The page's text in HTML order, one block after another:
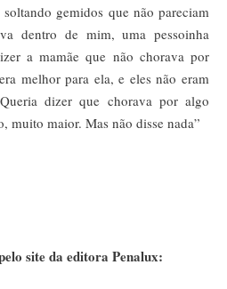
gemidos que não pareciam
dentro de mim, uma pessoinha
a mamãe que não chorava por
melhor para ela, e eles não eram
dizer que chorava por algo
muito maior. Mas não disse nada”
site da editora Penalux: